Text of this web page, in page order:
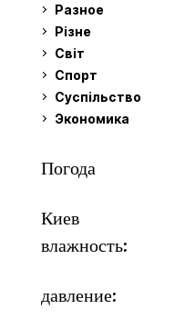
Разное
Різне
Світ
Спорт
Суспільство
Экономика
Погода
Киев
влажность:
давление: